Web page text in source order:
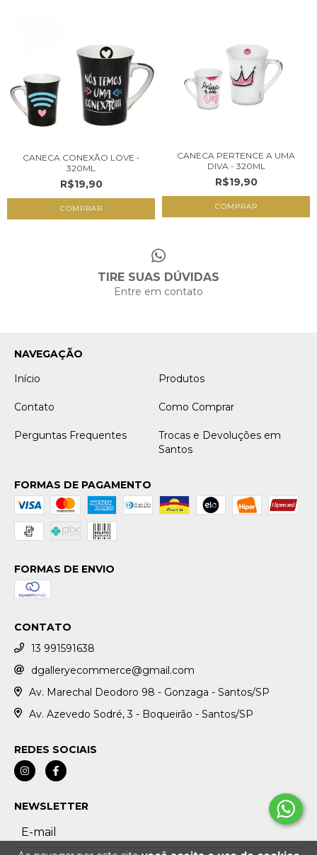
CANECA CONEXÃO LOVE -
320ML
R$19,90
CANECA PERTENCE A UMA
DIVA - 320ML
R$19,90
TIRE SUAS DÚVIDAS
Entre em contato
NAVEGAÇÃO
Início
Produtos
Contato Como Comprar
Perguntas Frequentes
Trocas e Devoluções em
Santos
FORMAS DE PAGAMENTO
FORMAS DE ENVIO
CONTATO
13 991591638
dgalleryecommerce@gmail.com
Av. Marechal Deodoro 98 - Gonzaga - Santos/SP
Av. Azevedo Sodré, 3 - Boqueirão - Santos/SP
REDES SOCIAIS
NEWSLETTER